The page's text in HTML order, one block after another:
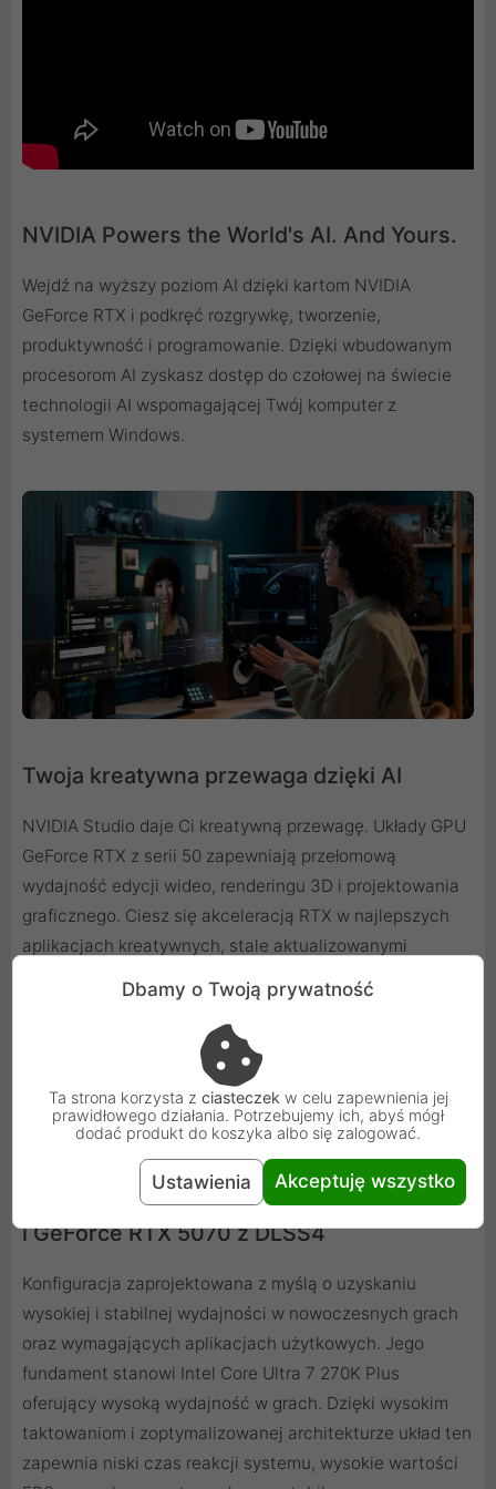
NVIDIA Powers the World's AI. And Yours.
Wejdź na wyższy poziom AI dzięki kartom NVIDIA
GeForce RTX i podkręć rozgrywkę, tworzenie,
produktywność i programowanie. Dzięki wbudowanym
procesorom AI zyskasz dostęp do czołowej na świecie
technologii AI wspomagającej Twój komputer z
systemem Windows.
Twoja kreatywna przewaga dzięki AI
NVIDIA Studio daje Ci kreatywną przewagę. Układy GPU
GeForce RTX z serii 50 zapewniają przełomową
wydajność edycji wideo, renderingu 3D i projektowania
graficznego. Ciesz się akceleracją RTX w najlepszych
aplikacjach kreatywnych, stale aktualizowanymi
sterownikami NVIDIA Studio, zaprojektowanymi pod
kątem zapewnienia maksymalnej stabilności oraz
zestawem wyjątkowych narzędzi, które wykorzystują
moc platformy RTX w kreatywnych zastosowaniach
twórczych wspomaganych AI.
ZENPC Gaming Intel Core Ultra 7 270K Plus
i GeForce RTX 5070 z DLSS4
Konfiguracja zaprojektowana z myślą o uzyskaniu
wysokiej i stabilnej wydajności w nowoczesnych grach
oraz wymagających aplikacjach użytkowych. Jego
fundament stanowi Intel Core Ultra 7 270K Plus
oferujący wysoką wydajność w grach. Dzięki wysokim
taktowaniom i zoptymalizowanej architekturze układ ten
zapewnia niski czas reakcji systemu, wysokie wartości
Dbamy o Twoją prywatność
Ta strona korzysta z ciasteczek w celu zapewnienia jej
prawidłowego działania. Potrzebujemy ich, abyś mógł
dodać produkt do koszyka albo się zalogować.
Ustawienia Akceptuję wszystko